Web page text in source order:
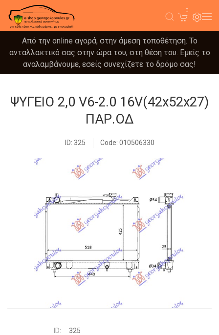
0
Από την online αγορά, στην άμεση τοποθέτηση. Το
ανταλλακτικό σας στην ώρα του, στη θέση του. Εμείς το
αναλαμβάνουμε, εσείς συνεχίζετε το δρόμο σας!
ΨΥΓΕΙΟ 2,0 V6-2.0 16V(42x52x27)
ΠΑΡ.ΟΔ
ID: 325 Code: 010506330
ID:
325